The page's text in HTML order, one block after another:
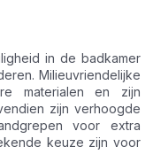
in de badkamer
Milieuvriendelijke
materialen en zijn
zijn verhoogde
voor extra
keuze zijn voor